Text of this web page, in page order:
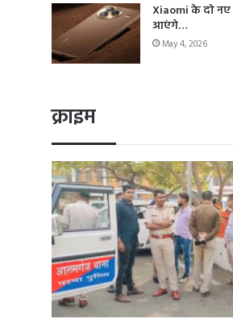
Xiaomi के दो
आएंगे…
May 4, 2026
क्राइम